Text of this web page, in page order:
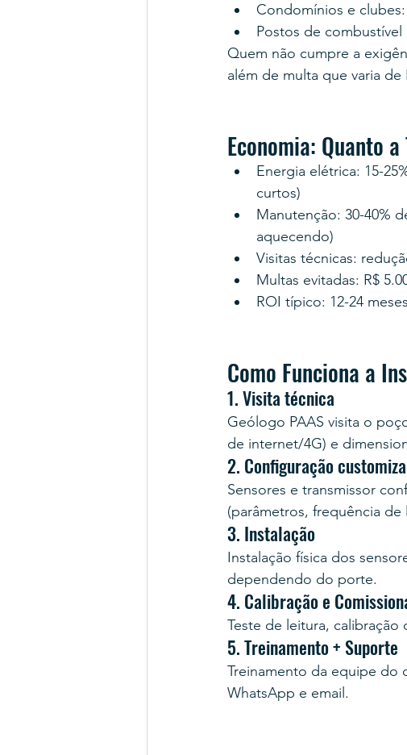
Condomínios e
Postos de combustível
Quem não cumpre a
além de multa que varia de
Economia: Quanto
Energia elétrica: 15-
curtos)
Manutenção: 30-40%
aquecendo)
Visitas técnicas:
Multas evitadas: R$
ROI típico: 12-24
Como Funciona a
1. Visita técnica
Geólogo PAAS visita o
de internet/4G) e
2. Configuração
Sensores e transmissor
(parâmetros, frequência
3. Instalação
Instalação física dos
dependendo do porte.
4. Calibração e
Teste de leitura, calibração
5. Treinamento + Suporte
Treinamento da equipe do
WhatsApp e email.